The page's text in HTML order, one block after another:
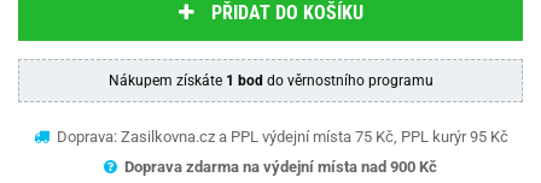
PŘIDAT DO KOŠÍKU
Nákupem získáte 1 bod do věrnostního programu
Doprava: Zasilkovna.cz a PPL výdejní místa 75 Kč, PPL kurýr 95 Kč
Doprava zdarma na výdejní místa nad 900 Kč